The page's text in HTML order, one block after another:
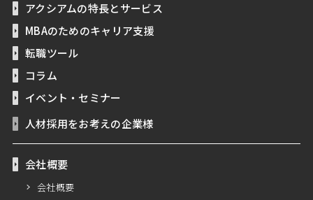
アクシアムの特長とサービス
MBAのためのキャリア支援
転職ツール
コラム
イベント・セミナー
人材採用をお考えの企業様
会社概要
会社概要